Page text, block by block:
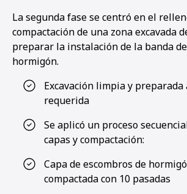
La segunda fase se centró en el
compactación de una zona excavada
preparar la instalación de la banda
hormigón.
Excavación limpia y
requerida
Se aplicó un proceso
capas y compactación:
Capa de escombros de
compactada con 10 pasadas